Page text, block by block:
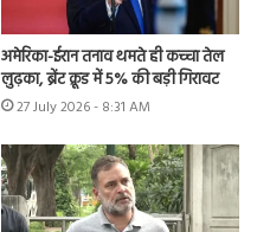
अमेरिका-ईरान तनाव थमते ही कच्चा तेल
लुढ़का, ब्रेंट क्रूड में 5% की बड़ी गिरावट
27 July 2026 - 8:31 AM